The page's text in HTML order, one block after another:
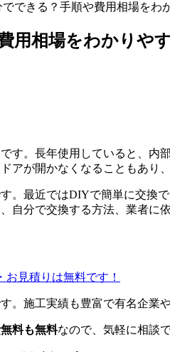
できる？手順や費用相場をわ
用相場をわかりや
す。長年使用していると、内
アが開かなくなることもあり
。最近ではDIYで簡単に交
分で交換する方法、業者に
。施工実績も豊富で有名企業
料も無料なので、気軽に相談